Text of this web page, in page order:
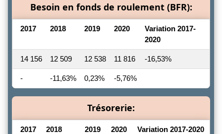
Besoin en fonds de roulement (BFR):
2017 2018 2019 2020
Variation 2017-
2020
14 156 12 509 12 538 11 816 -16,53%
- -11,63% 0,23% -5,76%
Trésorerie:
2017 2018 2019 2020 Variation 2017-2020